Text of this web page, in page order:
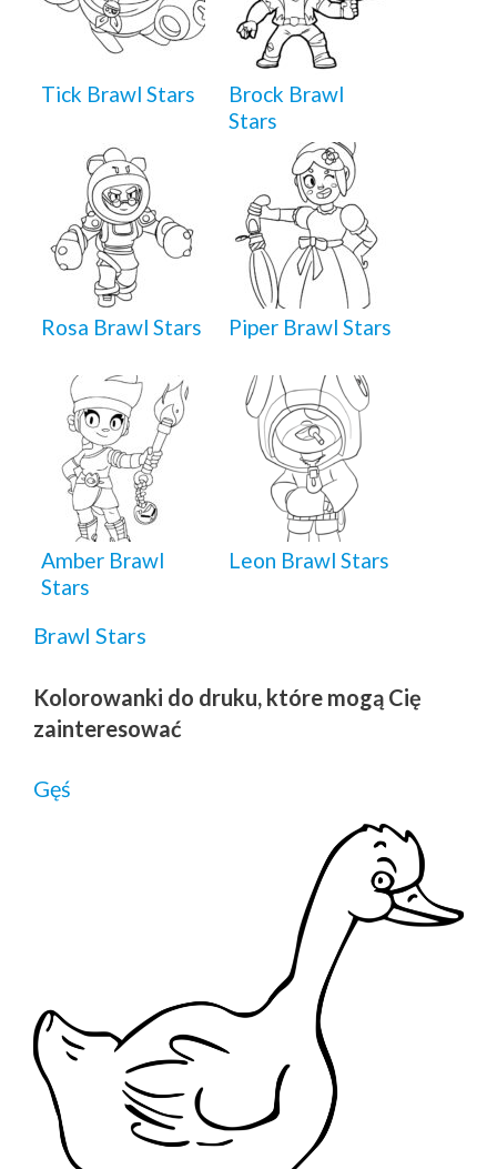
Tick Brawl Stars
Brock Brawl
Stars
Rosa Brawl Stars Piper Brawl Stars
Amber Brawl
Stars
Leon Brawl Stars
Brawl Stars
Kolorowanki do druku, które mogą Cię
zainteresować
Gęś